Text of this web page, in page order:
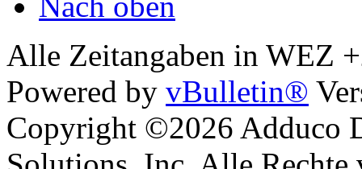
Alle Zeitangaben in WEZ
Powered by vBulletin®
Copyright ©2026 Adduco